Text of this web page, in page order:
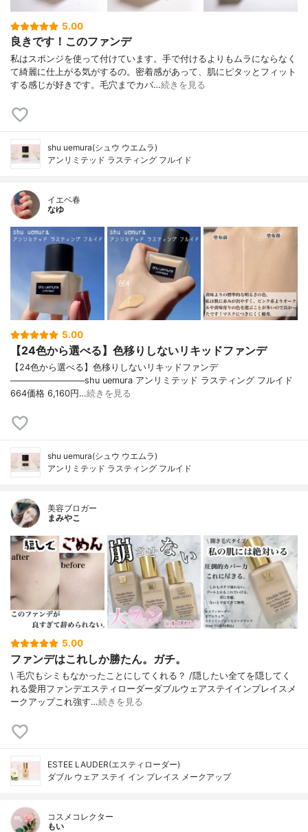
5.00
良きです！このファンデ
私はスポンジを使って付けています。手で付けるよりもムラにならなく
て綺麗に仕上がる気がするの。密着感があって、肌にピタッとフィット
する感じが好きです。毛穴までカバ…続きを見る
shu uemura(シュウ ウエムラ)
アンリミテッド ラスティング フルイド
イエベ春
なゆ
5.00
【24色から選べる】色移りしないリキッドファンデ
【24色から選べる】色移りしないリキッドファンデ
────────────shu uemura アンリミテッド ラスティング フルイド
664価格 6,160円…続きを見る
shu uemura(シュウ ウエムラ)
アンリミテッド ラスティング フルイド
美容ブロガー
まみやこ
5.00
ファンデはこれしか勝たん。ガチ。
\ 毛穴もシミもなかったことにしてくれる？ /⁡⁡隠したい全てを隠してく
れる愛用ファンデ⁡エスティローダーダブルウェアステイインプレイスメ
ークアップ⁡⁡これ強す…続きを見る
ESTEE LAUDER(エスティローダー)
ダブル ウェア ステイ イン プレイス メークアップ
コスメコレクター
もい